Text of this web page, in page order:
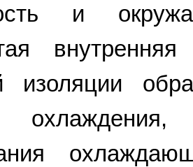
и
изоляции
охлаждения,